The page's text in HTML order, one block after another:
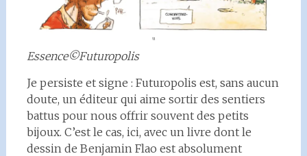
Essence©Futuropolis
Je persiste et signe : Futuropolis est, sans aucun
doute, un éditeur qui aime sortir des sentiers
battus pour nous offrir souvent des petits
bijoux. C’est le cas, ici, avec un livre dont le
dessin de Benjamin Flao est absolument